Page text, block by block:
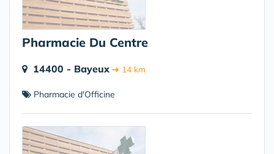
Pharmacie Du Centre
14400 - Bayeux ➔ 14 km
Pharmacie d'Officine